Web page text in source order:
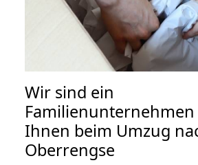
Wir sind ein
Ihnen beim Umzug
Oberrengse